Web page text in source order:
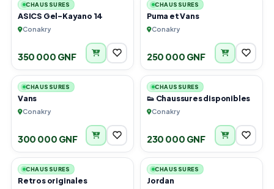
CHAUSSURES
ASICS Gel-Kayano 14
Conakry
350 000 GNF
CHAUSSURES
Puma et Vans
Conakry
250 000 GNF
2
CHAUSSURES
Vans
Conakry
300 000 GNF
5
CHAUSSURES
👟 Chaussures disponibles
Conakry
230 000 GNF
6
CHAUSSURES
Retros originales
5
CHAUSSURES
Jordan